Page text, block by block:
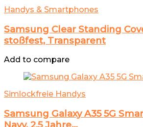
Handys & Smartphones
Samsung Clear Standing
stoßfest, Transparent
Add to compare
Simlockfreie Handys
Samsung Galaxy A35 5G